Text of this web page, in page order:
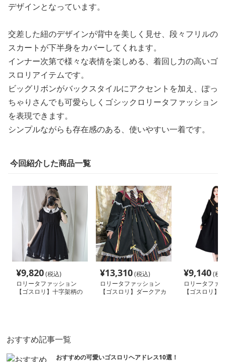
デザインとなっています。
交差した紐のデザインが背中を美しく見せ、段々フリルの
スカートが下半身をカバーしてくれます。
インナー次第で様々な表情を楽しめる、着回し力の高いゴ
スロリアイテムです。
ビッグリボンがバックスタイルにアクセントを加え、ぽっ
ちゃりさんでも可愛らしくゴシックロリータファッション
を表現できます。
シンプルながらも存在感のある、使いやすい一着です。
今回紹介した商品一覧
¥9,820(税込)
ロリータファッション
【ゴスロリ】十字架柄の
¥13,310(税込)
ロリータファッション
【ゴスロリ】ダークアカ
¥9,140(税
ロリータファ
【ゴスロリ】
おすすめ記事一覧
おすすめの可愛いゴスロリヘアドレス10選！